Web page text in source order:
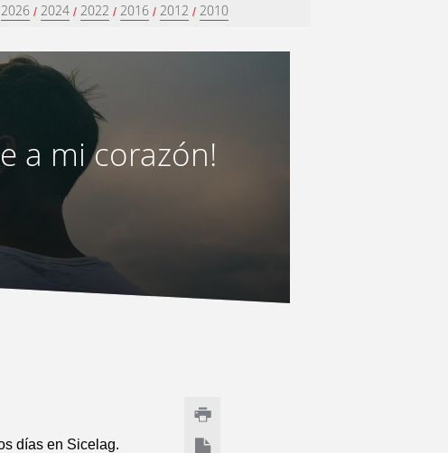
2026 / 2024 / 2022 / 2016 / 2012 / 2010
a mi corazón!
días en Sicelag.